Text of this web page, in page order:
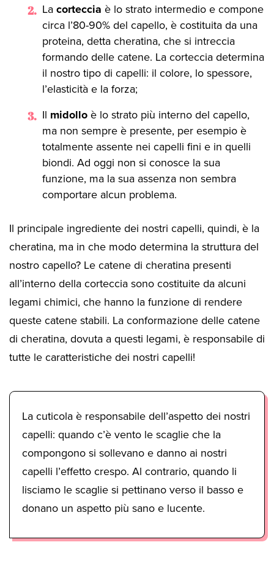
La corteccia è lo strato intermedio e compone
circa l’80-90% del capello, è costituita da una
proteina, detta cheratina, che si intreccia
formando delle catene. La corteccia determina
il nostro tipo di capelli: il colore, lo spessore,
l’elasticità e la forza;
Il midollo è lo strato più interno del capello,
ma non sempre è presente, per esempio è
totalmente assente nei capelli fini e in quelli
biondi. Ad oggi non si conosce la sua
funzione, ma la sua assenza non sembra
comportare alcun problema.
Il principale ingrediente dei nostri capelli, quindi, è la
cheratina, ma in che modo determina la struttura del
nostro capello? Le catene di cheratina presenti
all’interno della corteccia sono costituite da alcuni
legami chimici, che hanno la funzione di rendere
queste catene stabili. La conformazione delle catene
di cheratina, dovuta a questi legami, è responsabile di
tutte le caratteristiche dei nostri capelli!
La cuticola è responsabile dell’aspetto dei nostri
capelli: quando c’è vento le scaglie che la
compongono si sollevano e danno ai nostri
capelli l’effetto crespo. Al contrario, quando li
lisciamo le scaglie si pettinano verso il basso e
donano un aspetto più sano e lucente.